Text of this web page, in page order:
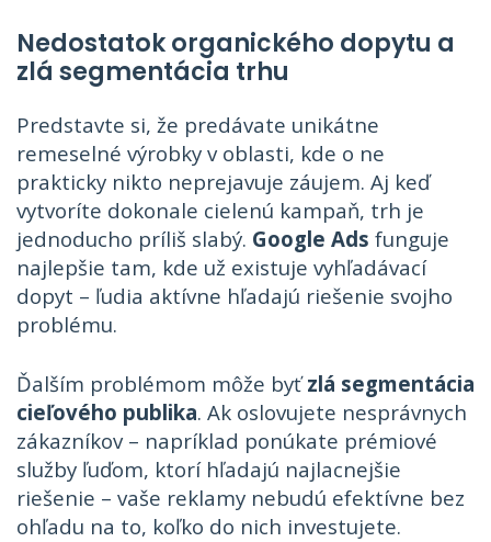
Nedostatok organického dopytu a
zlá segmentácia trhu
Predstavte si, že predávate unikátne
remeselné výrobky v oblasti, kde o ne
prakticky nikto neprejavuje záujem. Aj keď
vytvoríte dokonale cielenú kampaň, trh je
jednoducho príliš slabý. Google Ads funguje
najlepšie tam, kde už existuje vyhľadávací
dopyt – ľudia aktívne hľadajú riešenie svojho
problému.
Ďalším problémom môže byťzlá segmentácia
cieľového publika. Ak oslovujete nesprávnych
zákazníkov – napríklad ponúkate prémiové
služby ľuďom, ktorí hľadajú najlacnejšie
riešenie – vaše reklamy nebudú efektívne bez
ohľadu na to, koľko do nich investujete.